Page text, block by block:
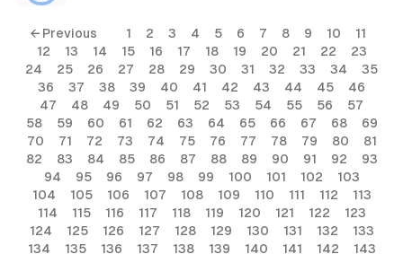
← Previous 1 2 3 4 5 6 7 8 9 10
11
12
13 14 15 16 17 18 19 20 21 22
23
24
25 26 27 28 29 30 31 32 33 34
35
36
37 38 39 40 41 42 43 44 45
46
47
48 49 50 51 52 53 54 55 56
57
58
59 60 61 62 63 64 65 66 67 68
69
70
71 72 73 74 75 76 77 78 79 80
81
82
83 84 85 86 87 88 89 90 91 92
93
94
95 96 97 98 99 100 101 102
103
104
105 106 107 108 109 110 111 112
113
114
115 116 117 118 119 120 121 122
123
124
125 126 127 128 129 130 131 132
133
134
135 136 137 138 139 140 141 142 143